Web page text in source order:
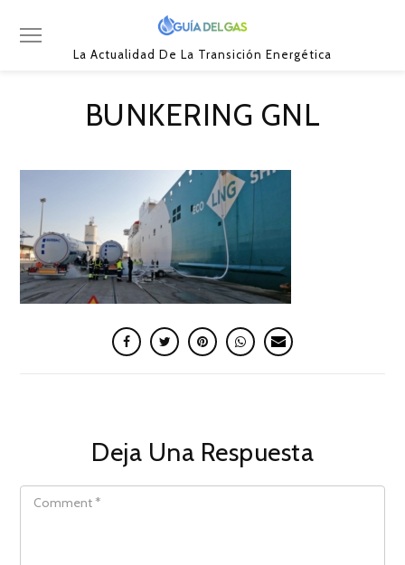
La Actualidad De La Transición Energética
BUNKERING GNL
Deja Una Respuesta
COMMENT